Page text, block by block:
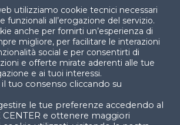
X
© Politecnico di Milano Dipartimento
utilizziamo cookie tecnici necessari
funzionali all’erogazione del servizio.
anche per fornirti un’esperienza di
migliore, per facilitare le interazioni
social e per consentirti di
e offerte mirate aderenti alle tue
e ai tuoi interessi.
tuo consenso cliccando su
le tue preferenze accedendo al
CENTER e ottenere maggiori